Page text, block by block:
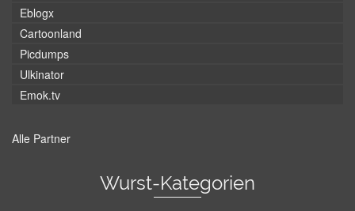
Eblogx
Cartoonland
Picdumps
Ulkinator
Emok.tv
Alle Partner
Wurst-Kategorien